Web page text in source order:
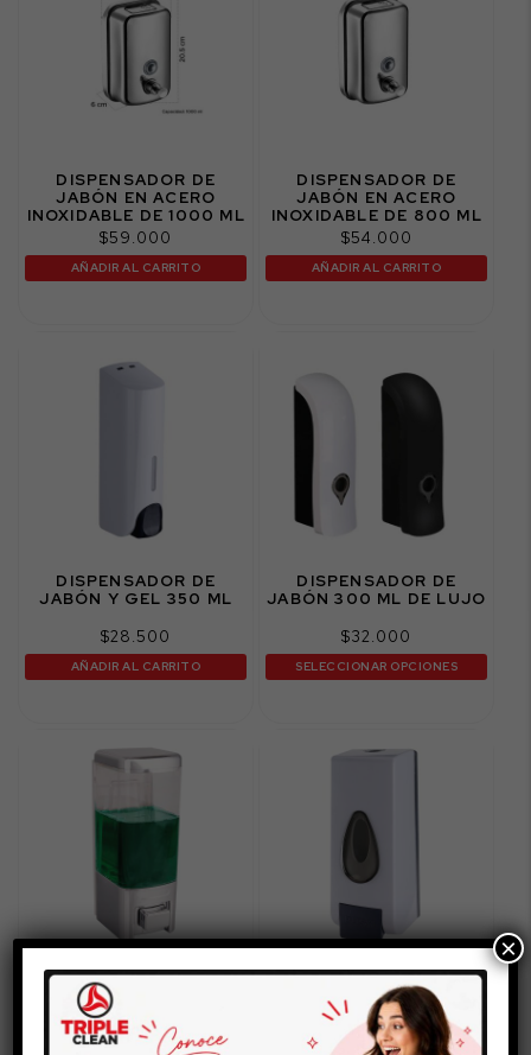
DISPENSADOR DE
JABÓN EN ACERO
INOXIDABLE DE 1000 ML
$59.000
AÑADIR AL CARRITO
DISPENSADOR DE
JABÓN EN ACERO
INOXIDABLE DE 800 ML
$54.000
AÑADIR AL CARRITO
DISPENSADOR DE
JABÓN Y GEL 350 ML
$28.500
AÑADIR AL CARRITO
DISPENSADOR DE
JABÓN 300 ML DE LUJO
$32.000
SELECCIONAR OPCIONES
DISPENSADOR DE
JABÓN Y GEL 500 ML
$21.900
DISPENSADOR DE
JABÓN Y GEL 600 ML
$26.200
×